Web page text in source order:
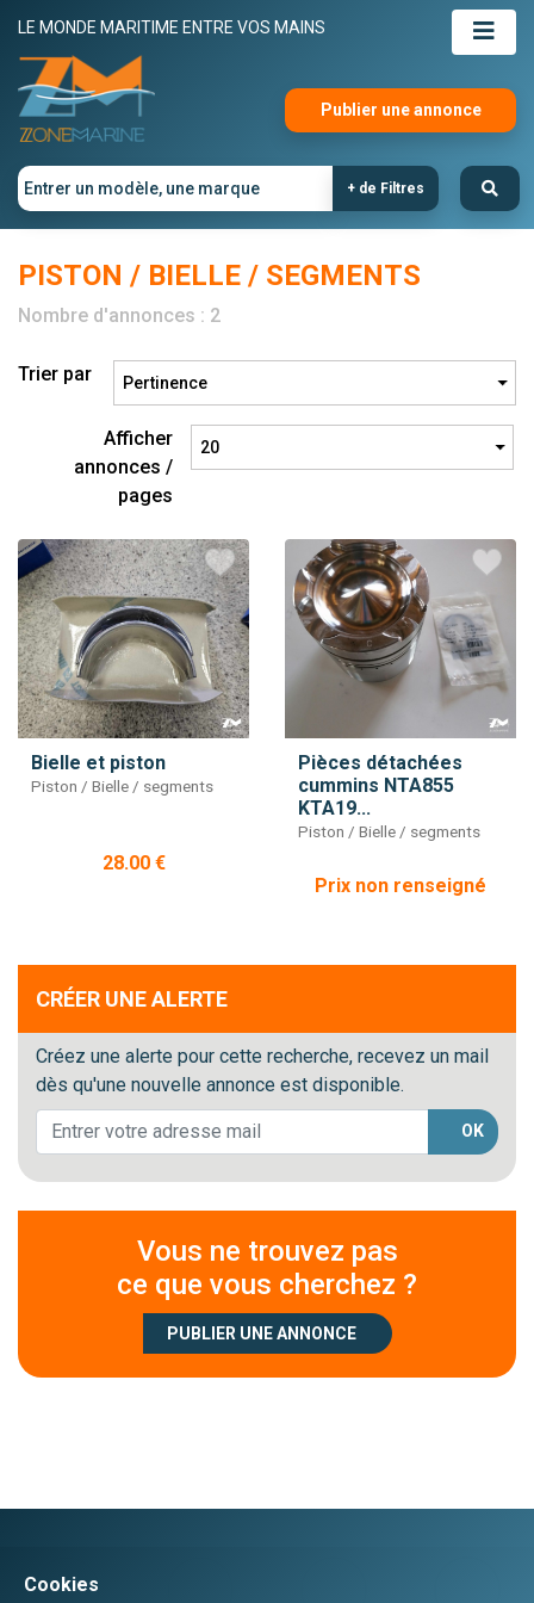
LE MONDE MARITIME ENTRE VOS MAINS
Publier une annonce
+ de Filtres
PISTON / BIELLE / SEGMENTS
Nombre d'annonces : 2
Trier par
Afficher
annonces /
pages
Bielle et piston
Piston / Bielle / segments
28.00 €
Pièces détachées
cummins NTA855
KTA19...
Piston / Bielle / segments
Prix non renseigné
Vous ne trouvez pas
ce que vous cherchez ?
PUBLIER UNE ANNONCE
CRÉER UNE ALERTE
Créez une alerte pour cette recherche, recevez un mail
dès qu'une nouvelle annonce est disponible.
OK